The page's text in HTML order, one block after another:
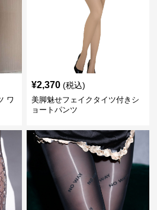
ワ
¥2,370 (税込)
美脚魅せフェイクタイツ付きシ
ョートパンツ